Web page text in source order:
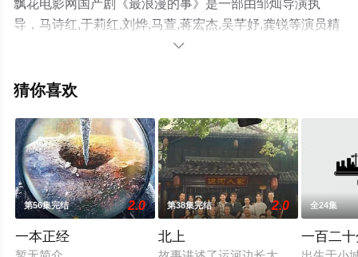
飘花电影网国产剧《最浪漫的事》是一部由邹灿导演执
导，马诗红,于莉红,刘烨,马萱,蒋宏杰,吴芊妤,龚锐等演员精
彩演绎的中国大陆电视剧，大结局剧情已揭晓（1-1全
花影院，更多相关信息可移步至豆瓣电视剧、电视猫或剧
。

猜你喜欢
第56集完结 2.0
一本正经
第38集完结 2.0
北上
全24集
一百二